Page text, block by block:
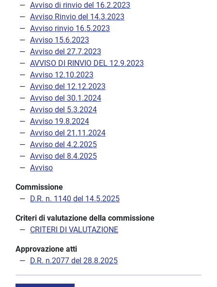
Avviso di rinvio del 16.2.2023
Avviso Rinvio del 14.3.2023
Avviso rinvio 16.5.2023
Avviso 15.6.2023
Avviso del 27.7.2023
AVVISO DI RINVIO DEL 12.9.2023
Avviso 12.10.2023
Avviso del 12.12.2023
Avviso del 30.1.2024
Avviso del 5.3.2024
Avviso 19.8.2024
Avviso del 21.11.2024
Avviso del 4.2.2025
Avviso del 8.4.2025
Avviso
Commissione
D.R. n. 1140 del 14.5.2025
Criteri di valutazione della commissione
CRITERI DI VALUTAZIONE
Approvazione atti
D.R. n.2077 del 28.8.2025